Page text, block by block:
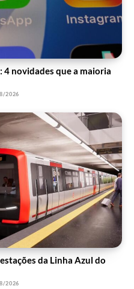
novidades que a maioria
2026
da Linha Azul do
2026